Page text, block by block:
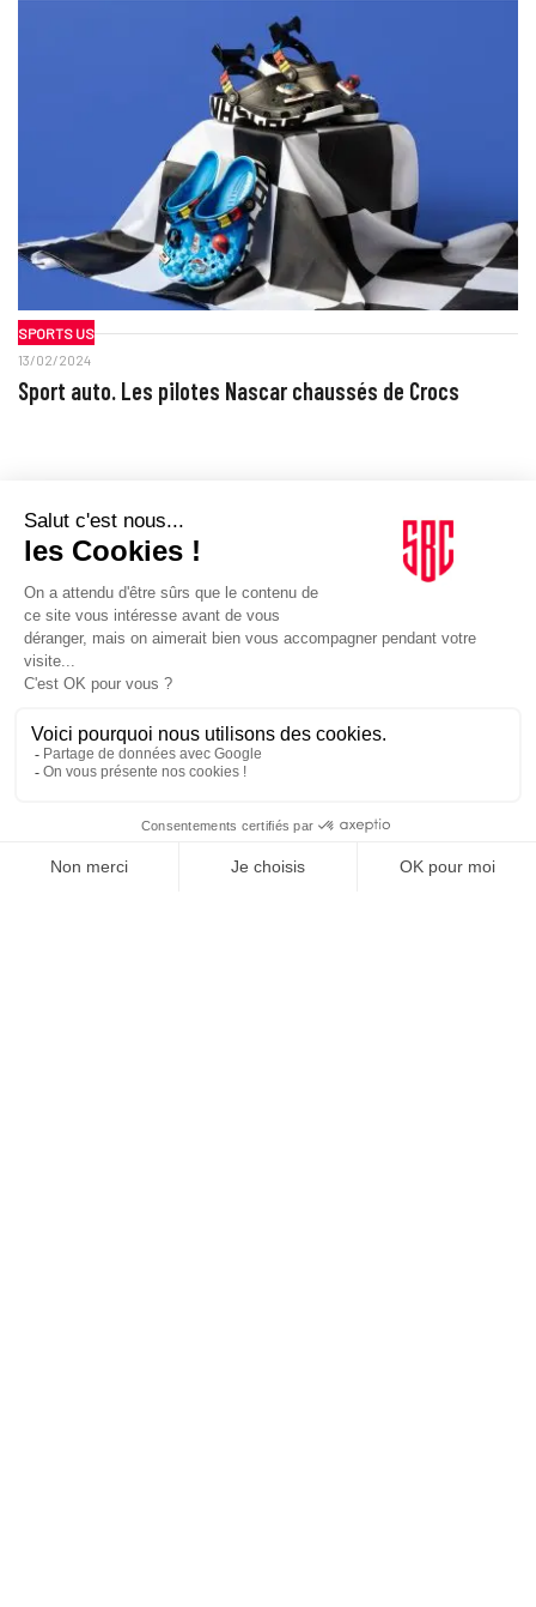
SPORTS US
13/02/2024
Sport auto. Les pilotes Nascar chaussés de Crocs
TOPICS
ENTREZ DANS LA MÊLÉE.
C'EST À VOUS DE SIFFLER
LE COUP D'ENVOI DE LA
PARTIE. LA SPORT